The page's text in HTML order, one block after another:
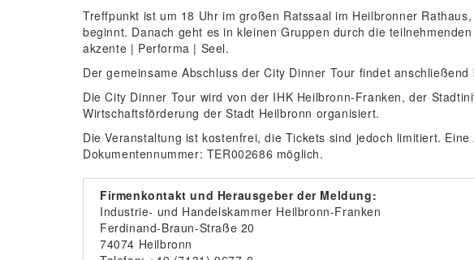
Treffpunkt ist um 18 Uhr im großen Ratssaal im Heilbronner
beginnt. Danach geht es in kleinen Gruppen durch die
akzente | Performa | Seel.
Der gemeinsame Abschluss der City Dinner Tour findet
Die City Dinner Tour wird von der IHK Heilbronn-Franken, der
Wirtschaftsförderung der Stadt Heilbronn organisiert.
Die Veranstaltung ist kostenfrei, die Tickets sind jedoch limitiert.
Dokumentennummer: TER002686 möglich.
Firmenkontakt und Herausgeber der Meldung:
Industrie- und Handelskammer Heilbronn-Franken
Ferdinand-Braun-Straße 20
74074 Heilbronn